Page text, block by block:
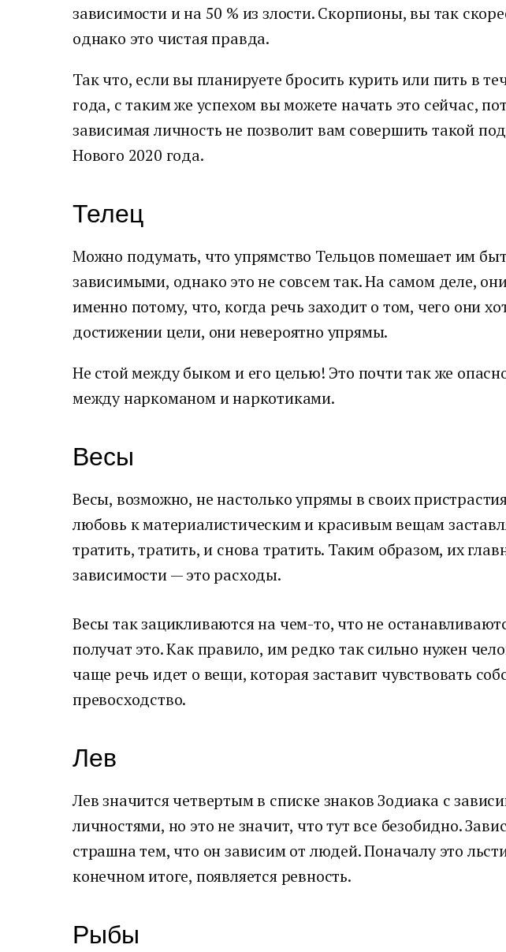
зависимости и на 50 % из злости. Скорпионы, вы так
однако это чистая правда.
Так что, если вы планируете бросить курить или пить в
года, с таким же успехом вы можете начать это сейчас,
зависимая личность не позволит вам совершить такой
Нового 2020 года.
Телец
Можно подумать, что упрямство Тельцов помешает им
зависимыми, однако это не совсем так. На самом деле,
именно потому, что, когда речь заходит о том, чего они
достижении цели, они невероятно упрямы.
Не стой между быком и его целью! Это почти так же
между наркоманом и наркотиками.
Весы
Весы, возможно, не настолько упрямы в своих
любовь к материалистическим и красивым вещам
тратить, тратить, и снова тратить. Таким образом, их
зависимости — это расходы.
Весы так зацикливаются на чем-то, что не
получат это. Как правило, им редко так сильно нужен
чаще речь идет о вещи, которая заставит чувствовать
превосходство.
Лев
Лев значится четвертым в списке знаков Зодиака с
личностями, но это не значит, что тут все безобидно.
страшна тем, что он зависим от людей. Поначалу это
конечном итоге, появляется ревность.
Рыбы